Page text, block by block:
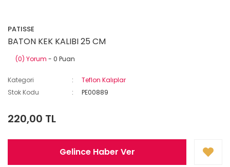
PATISSE
BATON KEK KALIBI 25 CM
(0) Yorum - 0 Puan
Kategori
Teflon Kalıplar
Stok Kodu
PE00889
220,00 TL
Gelince Haber Ver